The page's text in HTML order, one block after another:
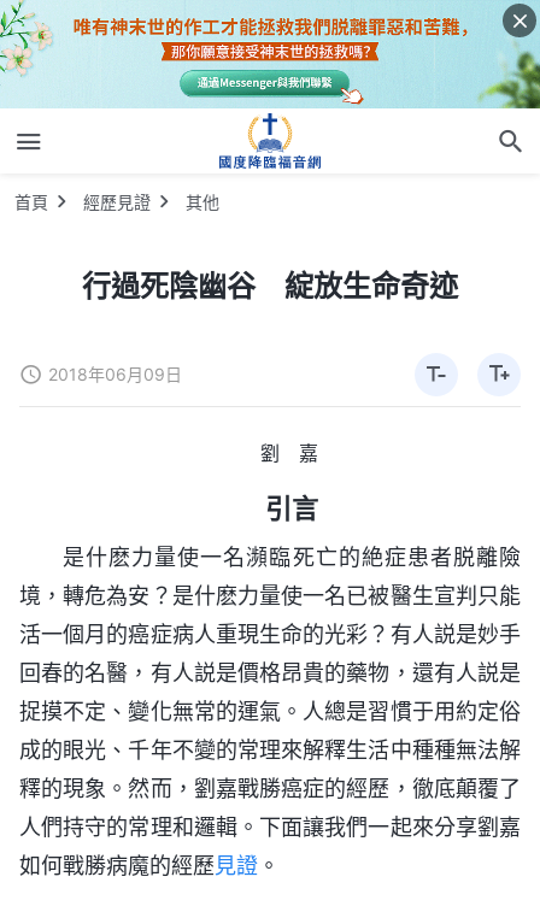
首頁 經歷見證 其他
行過死陰幽谷 綻放生命奇迹
2018年06月09日
劉 嘉
引言
是什麽力量使一名瀕臨死亡的絶症患者脱離險
境，轉危為安？是什麽力量使一名已被醫生宣判只能
活一個月的癌症病人重現生命的光彩？有人説是妙手
回春的名醫，有人説是價格昂貴的藥物，還有人説是
捉摸不定、變化無常的運氣。人總是習慣于用約定俗
成的眼光、千年不變的常理來解釋生活中種種無法解
釋的現象。然而，劉嘉戰勝癌症的經歷，徹底顛覆了
人們持守的常理和邏輯。下面讓我們一起來分享劉嘉
如何戰勝病魔的經歷見證 。